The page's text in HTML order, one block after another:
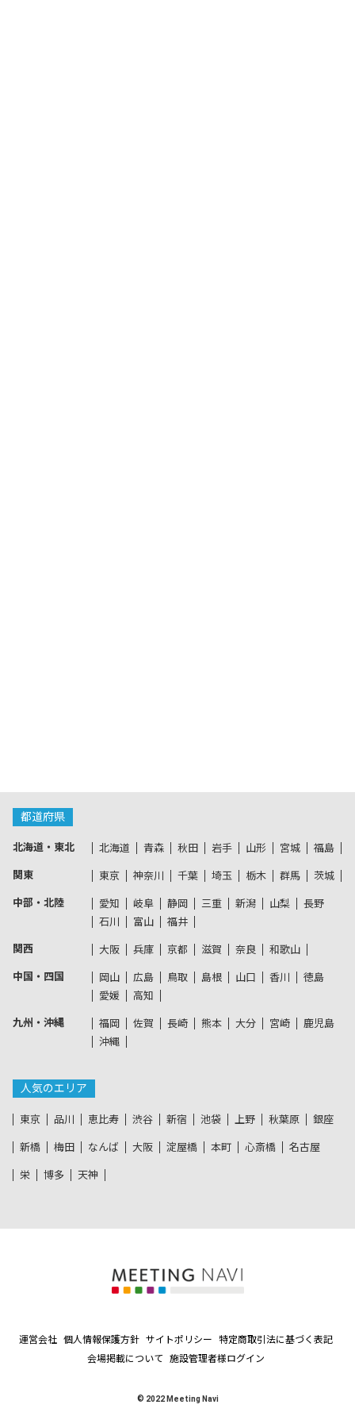
都道府県
北海道・東北 北海道 青森 秋田 岩手 山形 宮城 福島
関東 東京 神奈川 千葉 埼玉 栃木 群馬 茨城
中部・北陸 愛知 岐阜 静岡 三重 新潟 山梨
長野
石川
富山 福井
関西 大阪 兵庫 京都 滋賀 奈良 和歌山
中国・四国 岡山 広島 鳥取 島根 山口 香川
徳島
愛媛
高知
九州・沖縄 福岡 佐賀 長崎 熊本 大分 宮崎
鹿児島
沖縄
人気のエリア
東京 品川 恵比寿 渋谷 新宿 池袋 上野 秋葉原 銀座
新橋 梅田 なんば 大阪 淀屋橋 本町 心斎橋 名古屋
栄 博多 天神
運営会社 個人情報保護方針 サイトポリシー
特定商取引法に基づく表記
会場掲載について
施設管理者様ログイン
© 2022 Meeting Navi